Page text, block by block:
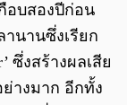
อบสองปีก่อน
นานซึ่งเรียก
ซึ่งสร้างผลเสีย
างมาก อีกทั้ง